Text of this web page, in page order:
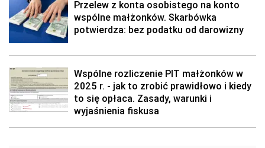
Przelew z konta osobistego na konto
wspólne małżonków. Skarbówka
potwierdza: bez podatku od darowizny
Wspólne rozliczenie PIT małżonków w
2025 r. - jak to zrobić prawidłowo i kiedy
to się opłaca. Zasady, warunki i
wyjaśnienia fiskusa